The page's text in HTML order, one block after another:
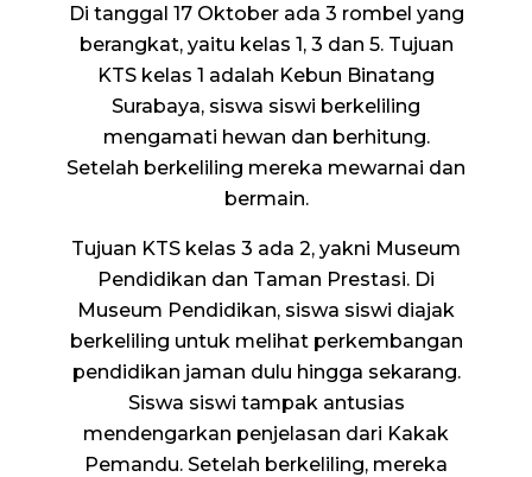
Di tanggal 17 Oktober ada 3 rombel yang
berangkat, yaitu kelas 1, 3 dan 5. Tujuan
KTS kelas 1 adalah Kebun Binatang
Surabaya, siswa siswi berkeliling
mengamati hewan dan berhitung.
Setelah berkeliling mereka mewarnai dan
bermain.
Tujuan KTS kelas 3 ada 2, yakni Museum
Pendidikan dan Taman Prestasi. Di
Museum Pendidikan, siswa siswi diajak
berkeliling untuk melihat perkembangan
pendidikan jaman dulu hingga sekarang.
Siswa siswi tampak antusias
mendengarkan penjelasan dari Kakak
Pemandu. Setelah berkeliling, mereka